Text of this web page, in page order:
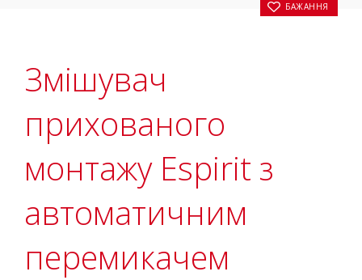
БАЖАННЯ
Змішувач
прихованого
монтажу Espirit з
автоматичним
перемикачем